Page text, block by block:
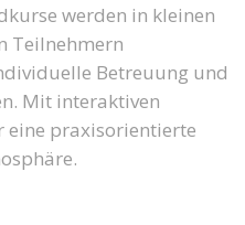
werden in kleinen
Teilnehmern
Betreuung und
Mit interaktiven
eine praxisorientierte